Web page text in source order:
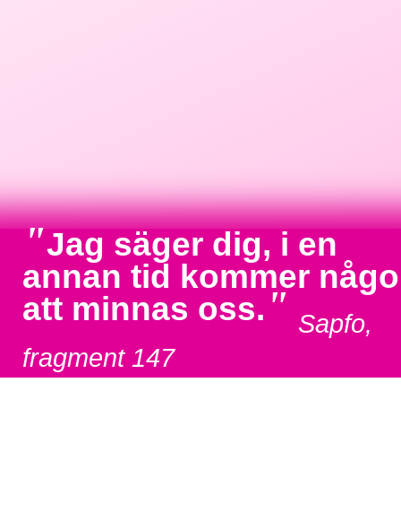
"Jag säger dig, i en
annan tid kommer
att minnas oss. " Sapfo,
fragment 147